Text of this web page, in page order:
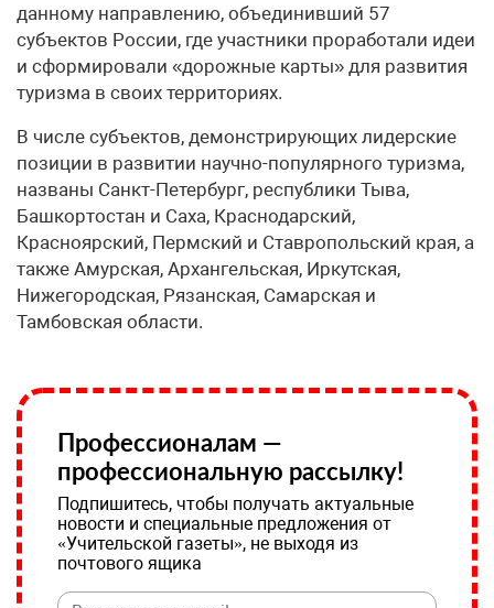
данному направлению, объединивший 57
субъектов России, где участники проработали идеи
и сформировали «дорожные карты» для развития
туризма в своих территориях.
В числе субъектов, демонстрирующих лидерские
позиции в развитии научно-популярного туризма,
названы Санкт-Петербург, республики Тыва,
Башкортостан и Саха, Краснодарский,
Красноярский, Пермский и Ставропольский края, а
также Амурская, Архангельская, Иркутская,
Нижегородская, Рязанская, Самарская и
Тамбовская области.
Профессионалам —
профессиональную рассылку!
Подпишитесь, чтобы получать актуальные
новости и специальные предложения от
«Учительской газеты», не выходя из
почтового ящика